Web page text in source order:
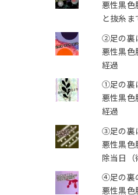
悪性黒色
と抜糸
②足の裏
悪性黒色
経過
①足の裏
悪性黒色
経過
③足の裏
悪性黒色
除当日（
④足の裏
悪性黒色